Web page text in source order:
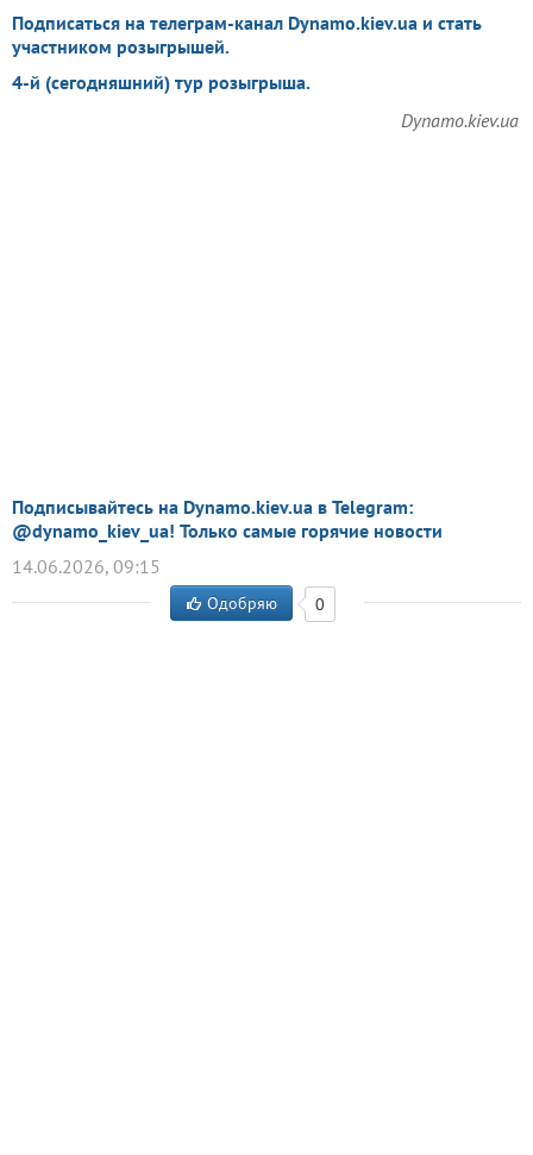
Подписаться на телеграм-канал Dynamo.kiev.ua и стать
участником розыгрышей.
4-й (сегодняшний) тур розыгрыша.
Dynamo.kiev.ua
Подписывайтесь на Dynamo.kiev.ua в Telegram:
@dynamo_kiev_ua! Только самые горячие новости
14.06.2026, 09:15
Одобряю 0